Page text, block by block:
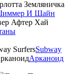
И Шайн
Subway
Арканоид